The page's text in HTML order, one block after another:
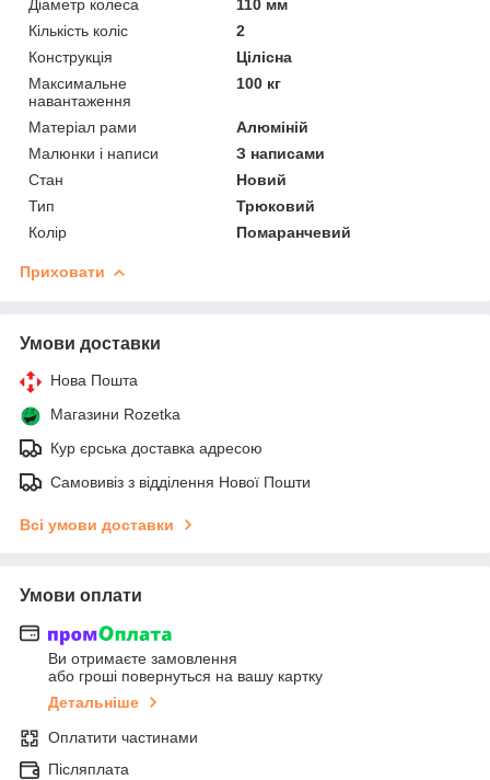
Діаметр колеса
110 мм
Кількість коліс
2
Конструкція
Цілісна
Максимальне
навантаження
100 кг
Матеріал рами
Алюміній
Малюнки і написи
З написами
Стан
Новий
Тип
Трюковий
Колір
Помаранчевий
Приховати
Умови доставки
Нова Пошта
Магазини Rozetka
Кур єрська доставка адресою
Самовивіз з відділення Нової Пошти
Всі умови доставки
Умови оплати
Ви отримаєте замовлення
або гроші повернуться на вашу картку
Детальніше
Оплатити частинами
Післяплата